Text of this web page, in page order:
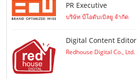
PR Executive
บริษัท บีโอดับเบิลยู จำกัด
Digital Content Editor
Redhouse Digital Co., Ltd.